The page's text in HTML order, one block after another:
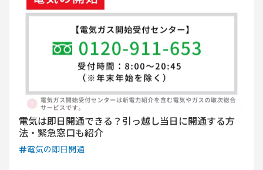
電気は即日開通できる？引っ越し当日に開通する方
法・緊急窓口も紹介
電気の即日開通